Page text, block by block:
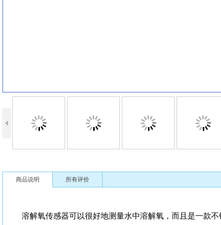
商品说明 所有评价
溶解氧传感器可以很好地测量水中溶解氧，而且是一款